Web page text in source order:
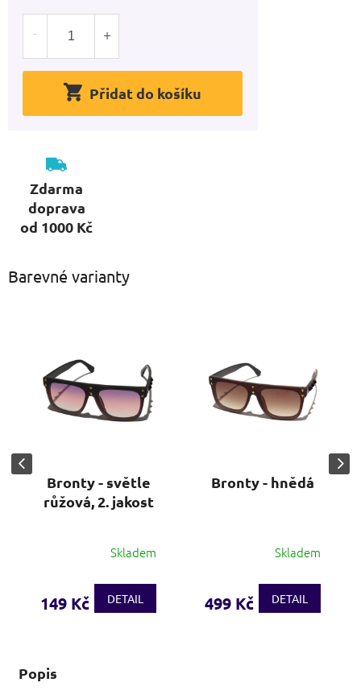
Přidat do košíku
Zdarma
doprava
od 1000 Kč
Barevné varianty
Bronty - světle
růžová, 2. jakost
Skladem
149 Kč DETAIL
Bronty - hnědá
Skladem
499 Kč DETAIL
Popis